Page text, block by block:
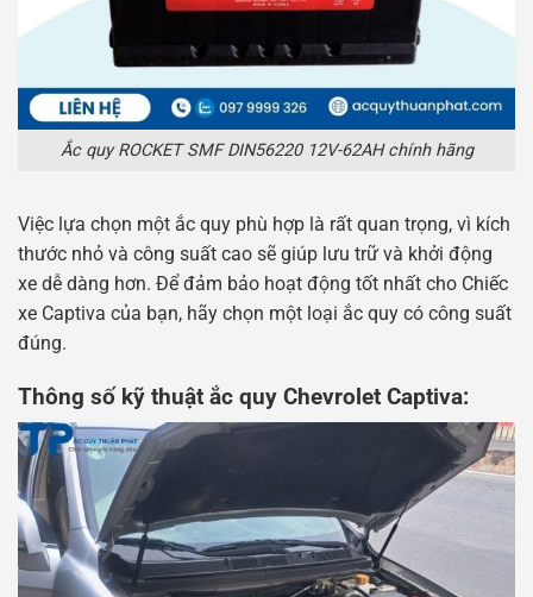
Ắc quy ROCKET SMF DIN56220 12V-62AH chính hãng
Việc lựa chọn một ắc quy phù hợp là rất quan trọng, vì kích
thước nhỏ và công suất cao sẽ giúp lưu trữ và khởi động
xe dễ dàng hơn. Để đảm bảo hoạt động tốt nhất cho Chiếc
xe Captiva của bạn, hãy chọn một loại ắc quy có công suất
đúng.
Thông số kỹ thuật ắc quy Chevrolet Captiva: